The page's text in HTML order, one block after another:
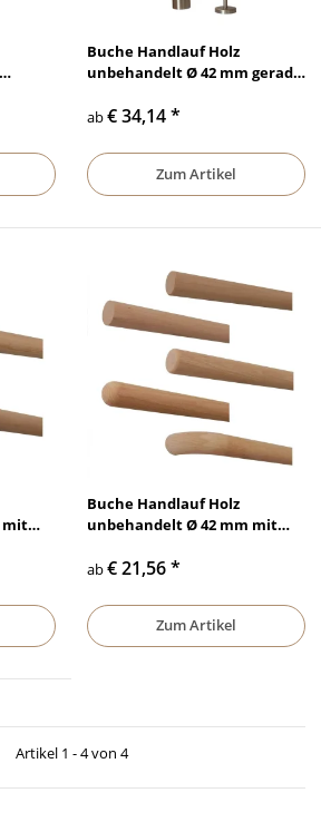
Buche Handlauf Holz
unbehandelt Ø 42 mm gerade
ab€ 34,14*
Zum Artikel
mit
Buche Handlauf Holz
unbehandelt Ø 42 mm mit
ab€ 21,56*
Zum Artikel
Artikel 1 - 4 von 4